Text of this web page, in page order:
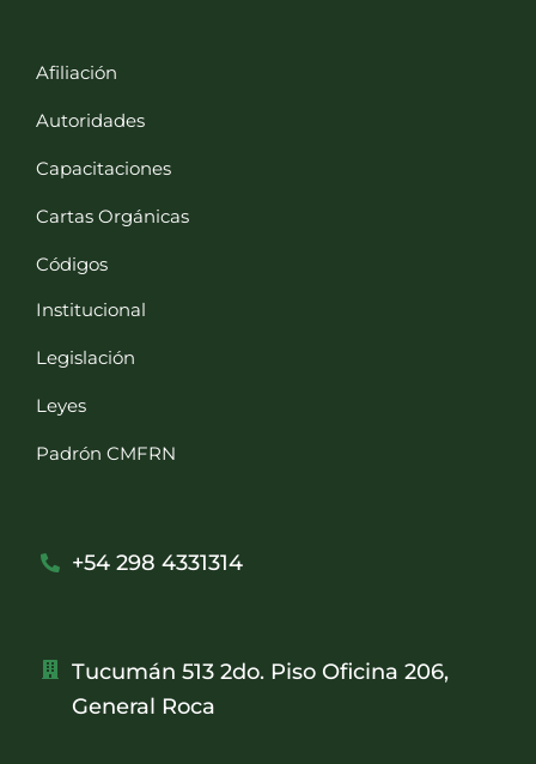
Afiliación
Autoridades
Capacitaciones
Cartas Orgánicas
Códigos
Institucional
Legislación
Leyes
Padrón CMFRN
+54 298 4331314
Tucumán 513 2do. Piso Oficina 206,
General Roca